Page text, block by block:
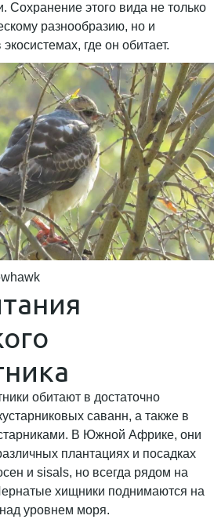
Сохранение этого вида не только
разнообразию, но и
где он обитает.
обитают в достаточно
саванн, а также в
В Южной Африке, они
плантациях и посадках
и sisals, но всегда рядом на
хищники поднимаются на
уровнем моря.